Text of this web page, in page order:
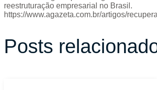
reestruturação empresarial no Brasil.
https://www.agazeta.com.br/artigos/
Posts